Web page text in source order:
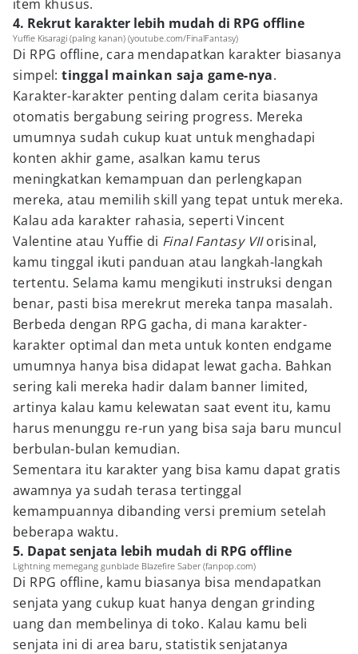
item khusus.
4. Rekrut karakter lebih mudah di RPG offline
Yuffie Kisaragi (paling kanan) (youtube.com/FinalFantasy)
Di RPG offline, cara mendapatkan karakter biasanya
simpel:tinggal mainkan saja game-nya.
Karakter-karakter penting dalam cerita biasanya
otomatis bergabung seiring progress. Mereka
umumnya sudah cukup kuat untuk menghadapi
konten akhir game, asalkan kamu terus
meningkatkan kemampuan dan perlengkapan
mereka, atau memilih skill yang tepat untuk mereka.
Kalau ada karakter rahasia, seperti Vincent
Valentine atau Yuffie di Final Fantasy VIIorisinal,
kamu tinggal ikuti panduan atau langkah-langkah
tertentu. Selama kamu mengikuti instruksi dengan
benar, pasti bisa merekrut mereka tanpa masalah.
Berbeda dengan RPG gacha, di mana karakter-
karakter optimal dan meta untuk konten endgame
umumnya hanya bisa didapat lewat gacha. Bahkan
sering kali mereka hadir dalam banner limited,
artinya kalau kamu kelewatan saat event itu, kamu
harus menunggu re-run yang bisa saja baru muncul
berbulan-bulan kemudian.
Sementara itu karakter yang bisa kamu dapat gratis
awamnya ya sudah terasa tertinggal
kemampuannya dibanding versi premium setelah
beberapa waktu.
5. Dapat senjata lebih mudah di RPG offline
Lightning memegang gunblade Blazefire Saber (fanpop.com)
Di RPG offline, kamu biasanya bisa mendapatkan
senjata yang cukup kuat hanya dengan grinding
uang dan membelinya di toko. Kalau kamu beli
senjata ini di area baru, statistik senjatanya